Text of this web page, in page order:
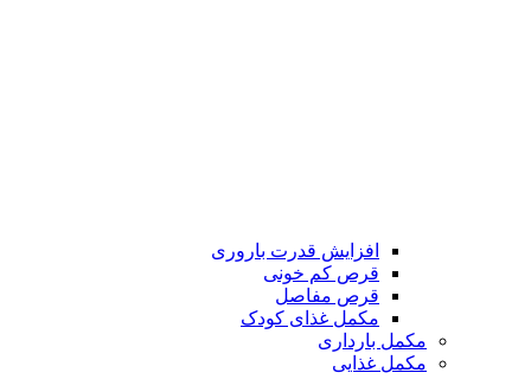
افزایش قدرت باروری
قرص کم خونی
قرص مفاصل
مکمل غذای کودک
مکمل بارداری
مکمل غذایی